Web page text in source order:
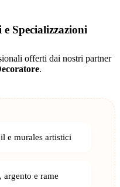
Specializzazioni
offerti dai nostri partner
.
e murales artistici
e rame